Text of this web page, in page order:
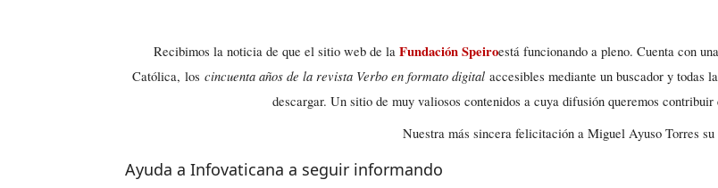
Recibimos la noticia de que el sitio web de la Fundación Speiroestá funcionando a pleno. Cuenta con una
Católica, los cincuenta años de la revista Verbo en formato digital accesibles mediante un buscador y todas
descargar. Un sitio de muy valiosos contenidos a cuya difusión queremos
Nuestra más sincera felicitación a Miguel Ayuso Torres
Ayuda a Infovaticana a seguir informando